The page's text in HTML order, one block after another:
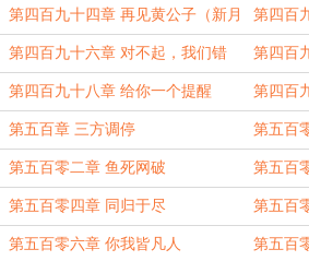
第四百九十四章 再见黄公子（新月
求月票0.0）
第四百
求月票
第四百九十六章 对不起，我们错
了！
第四百
院了
第四百九十八章 给你一个提醒 第四百
第五百章 三方调停 第五百
第五百零二章 鱼死网破 第五百
第五百零四章 同归于尽 第五百
第五百零六章 你我皆凡人 第五百